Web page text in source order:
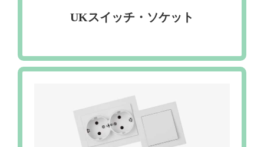
UKスイッチ・ソケット